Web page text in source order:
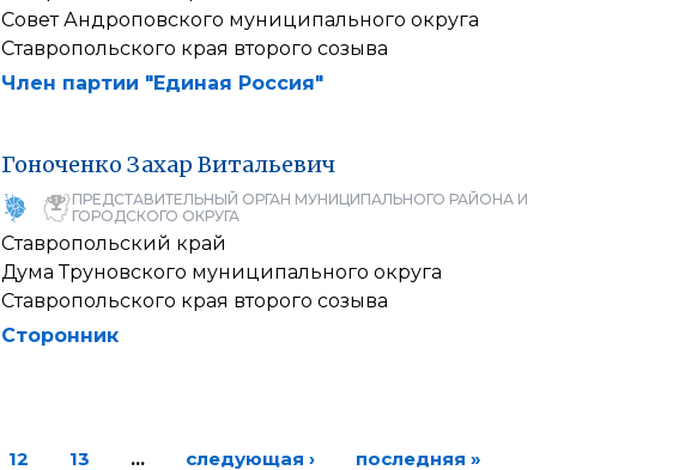
Совет Андроповского муниципального округа
Ставропольского края второго созыва
Член партии "Единая Россия"
Гоноченко Захар Витальевич
ПРЕДСТАВИТЕЛЬНЫЙ ОРГАН МУНИЦИПАЛЬНОГО РАЙОНА И
ГОРОДСКОГО ОКРУГА
Ставропольский край
Дума Труновского муниципального округа
Ставропольского края второго созыва
Сторонник
12 13 … следующая › последняя »